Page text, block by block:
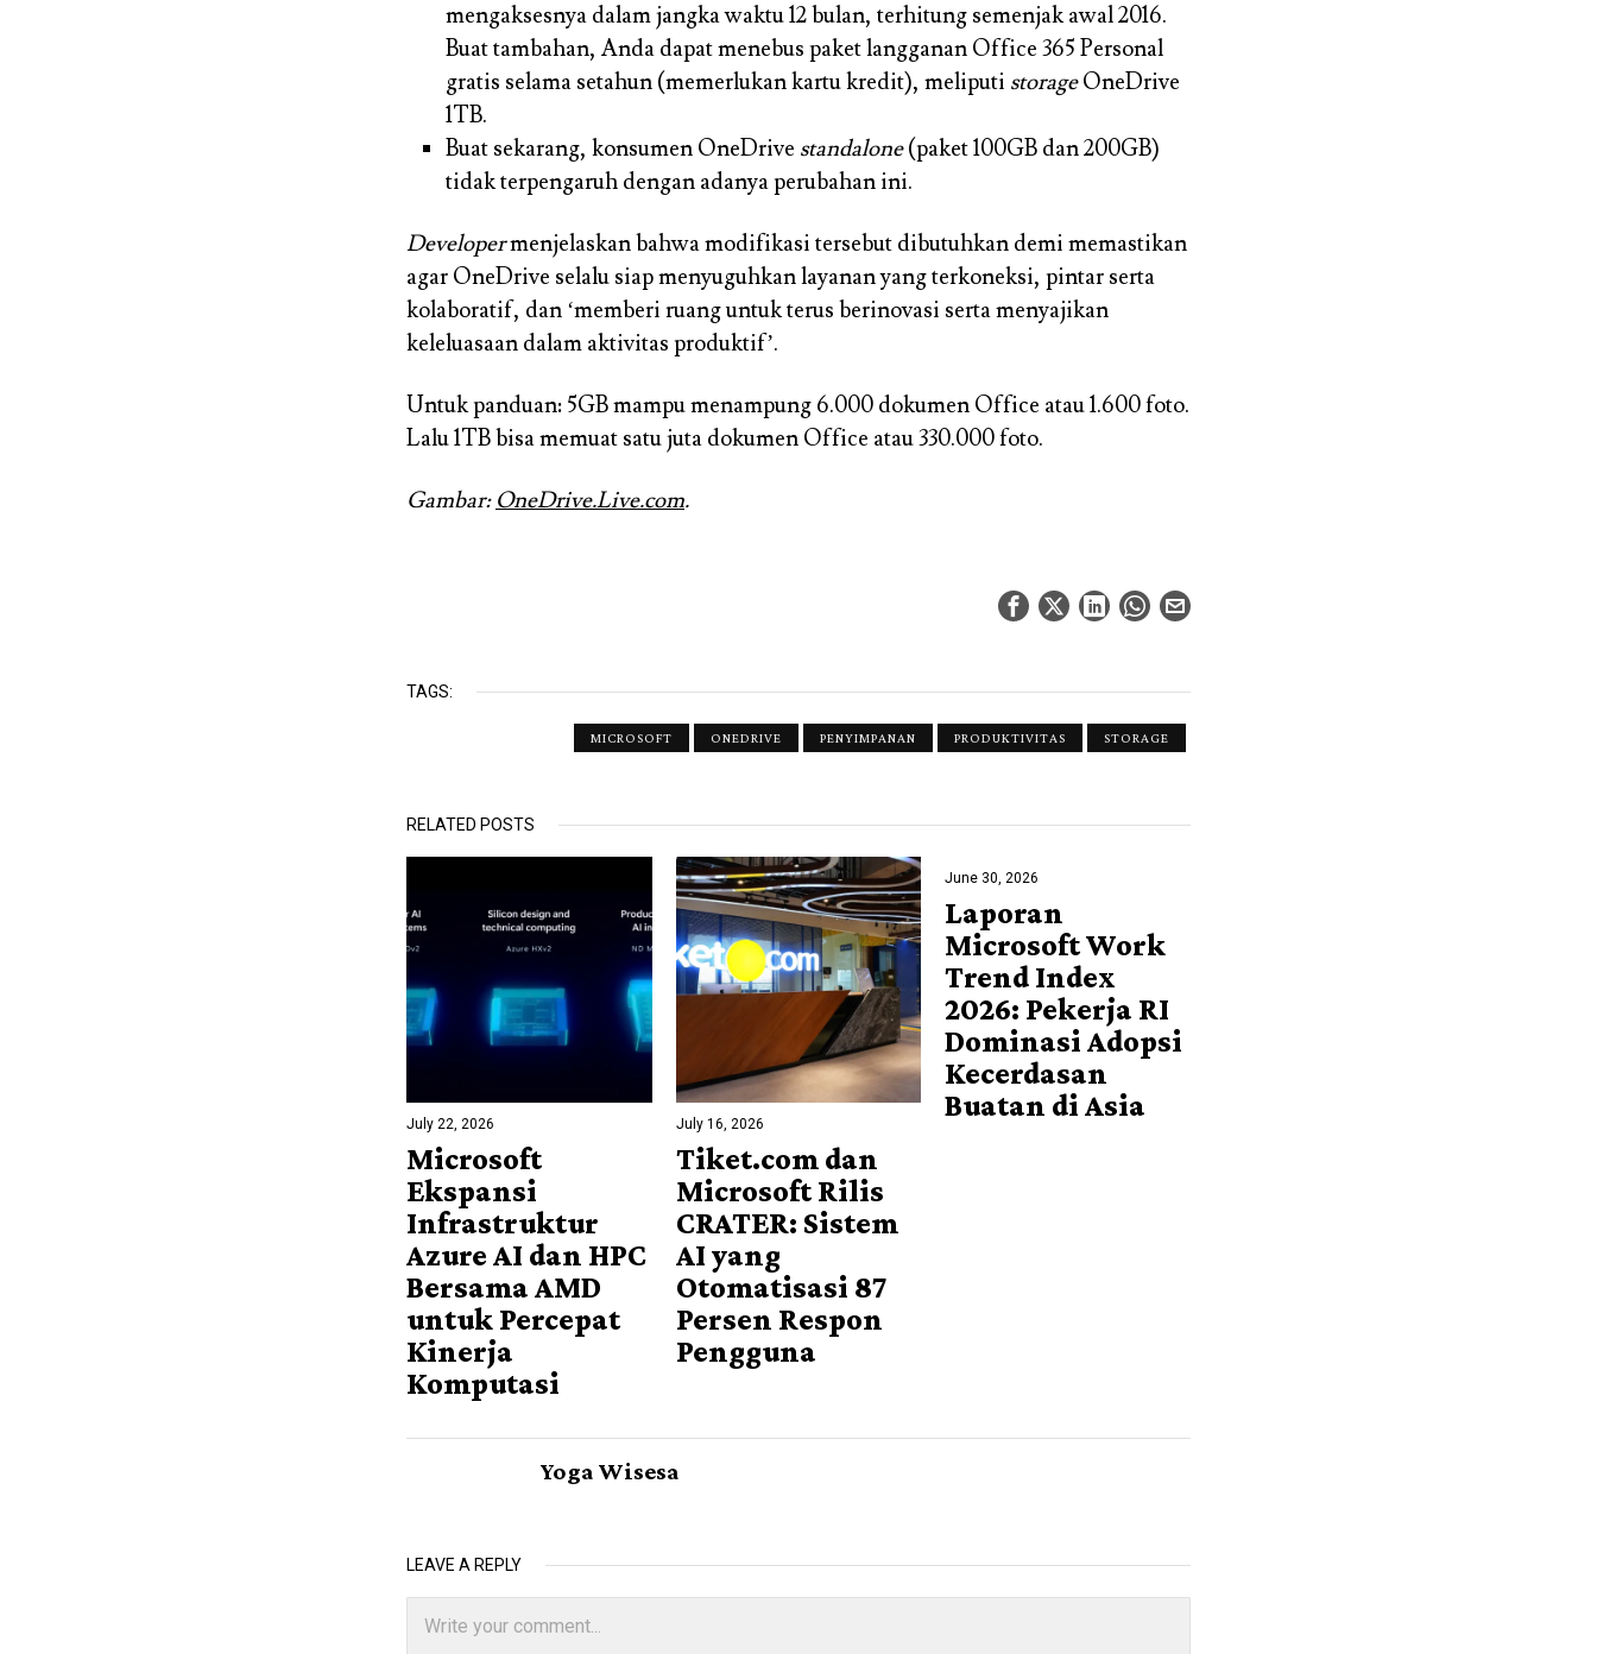
mengaksesnya dalam jangka waktu 12 bulan, terhitung semenjak awal 2016.
Buat tambahan, Anda dapat menebus paket langganan Office 365 Personal
gratis selama setahun (memerlukan kartu kredit), meliputi storageOneDrive
1TB.
Buat sekarang, konsumen OneDrive standalone(paket 100GB dan 200GB)
tidak terpengaruh dengan adanya perubahan ini.
Developermenjelaskan bahwa modifikasi tersebut dibutuhkan demi memastikan
agar OneDrive selalu siap menyuguhkan layanan yang terkoneksi, pintar serta
kolaboratif, dan ‘memberi ruang untuk terus berinovasi serta menyajikan
keleluasaan dalam aktivitas produktif’.
Untuk panduan: 5GB mampu menampung 6.000 dokumen Office atau 1.600 foto.
Lalu 1TB bisa memuat satu juta dokumen Office atau 330.000 foto.
Gambar: OneDrive.Live.com.
TAGS:
MICROSOFT ONEDRIVE PENYIMPANAN PRODUKTIVITAS STORAGE
RELATED POSTS
July 22, 2026
Microsoft
Ekspansi
Infrastruktur
Azure AI dan HPC
Bersama AMD
untuk Percepat
Kinerja
Komputasi
July 16, 2026
Tiket.com dan
Microsoft Rilis
CRATER: Sistem
AI yang
Otomatisasi 87
Persen Respon
Pengguna
June 30, 2026
Laporan
Microsoft Work
Trend Index
2026: Pekerja RI
Dominasi Adopsi
Kecerdasan
Buatan di Asia
Yoga Wisesa
LEAVE A REPLY